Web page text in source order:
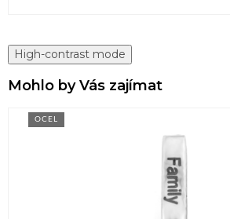
High-contrast mode
Mohlo by Vás zajímat
OCEL